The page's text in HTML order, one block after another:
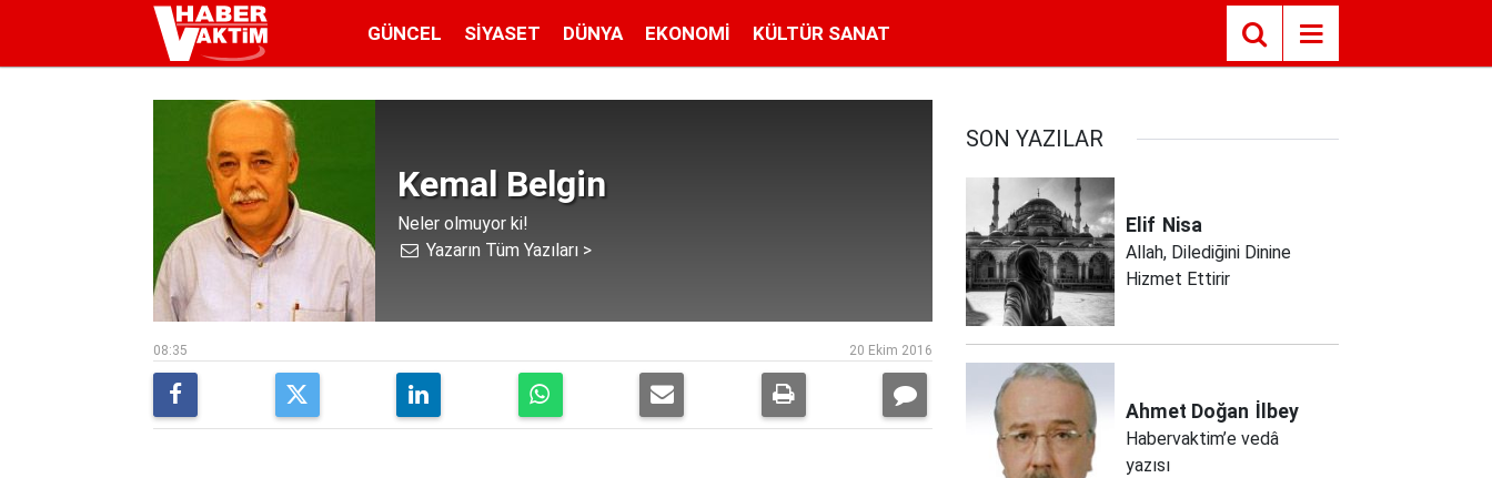
GÜNCEL SIYASET DÜNYA EKONOMI KÜLTÜR SANAT
Kemal Belgin
Neler olmuyor ki!
Yazarın Tüm Yazıları >
08:35 20 Ekim 2016
SON YAZILAR
Elif Nisa
Allah, Dilediğini Dinine
Hizmet Ettirir
Ahmet Doğan İlbey
Habervaktim’e vedâ
yazısı